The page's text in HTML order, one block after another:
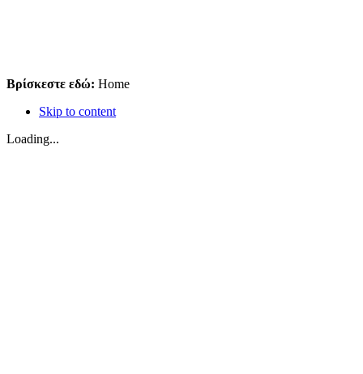
Βρίσκεστε εδώ: Home
Skip to content
Loading...